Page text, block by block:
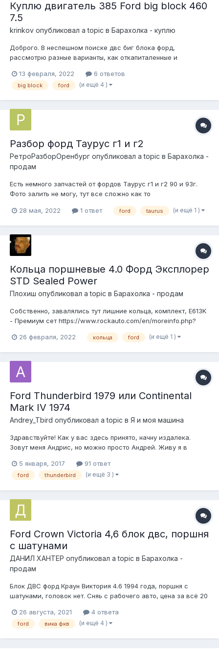
Куплю двигатель 385 Ford big block 460
7.5
krinkov опубликовал a topic в Барахолка - куплю
Доброго. В неспешном поиске двс биг блока форд,
рассмотрю разные варианты, как откапиталенные и
блок с шпг, коленом, отдельно головы, впуск и т.д. Интересен
как карб, так и инжектор. Ford Thunderbird (1972-1976),
13 февраля, 2022 6 ответов
big block ford (и ещё 4 )
Разбор форд Таурус г1 и г2
РетроРазборОренбург опубликовал a topic в Барахолка -
продам
Есть немного запчастей от фордов Таурус г1 и г2 90 и 93г.
Фото залить не могу, тут все сложно как то
28 мая, 2022 1 ответ ford taurus (и ещё 1 )
Кольца поршневые 4.0 Форд Эксплорер
STD Sealed Power
Плохиш опубликовал a topic в Барахолка - продам
Собственно, завалялись тут лишние кольца, комплект, E613K
- Премиум сет https://www.rockauto.com/en/moreinfo.php?
баксов стоят нынче. Отдам за 5килорублей. +79096471046
26 февраля, 2022 кольца ford (и ещё 1 )
Ford Thunderbird 1979 или Continental
Mark IV 1974
Andrey_Tbird опубликовал a topic в Я и моя машина
Здравствуйте! Как у вас здесь принято, начну издалека.
Зовут меня Андрис, но можно просто Андрей. Живу я в
небыло повода зарегистрироватся и что-то написать.
Старинные автомобили мне нравились всегда, еще в 80-ые
5 января, 2017 91 ответ
ford thunderbird (и ещё 3 )
Ford Crown Victoria 4,6 блок двс, поршня
с шатунами
ДАНИЛ ХАНТЕР опубликовал a topic в Барахолка -
продам
Блок ДВС форд Краун Виктория 4.6 1994 года, поршня с
шатунами, головок нет. Сняь с рабочего авто, цена за всё 20
26 августа, 2021
4 ответа
ford вика фкв (и ещё 4 )